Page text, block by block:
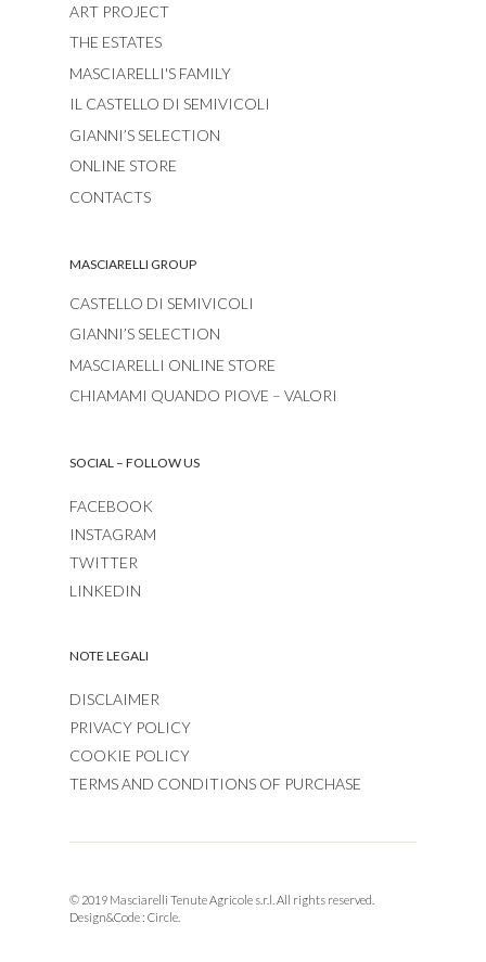
ART PROJECT
THE ESTATES
MASCIARELLI'S FAMILY
IL CASTELLO DI SEMIVICOLI
GIANNI’S SELECTION
ONLINE STORE
CONTACTS
MASCIARELLI GROUP
CASTELLO DI SEMIVICOLI
GIANNI’S SELECTION
MASCIARELLI ONLINE STORE
CHIAMAMI QUANDO PIOVE – VALORI
SOCIAL – FOLLOW US
FACEBOOK
INSTAGRAM
TWITTER
LINKEDIN
NOTE LEGALI
DISCLAIMER
PRIVACY POLICY
COOKIE POLICY
TERMS AND CONDITIONS OF PURCHASE
© 2019 Masciarelli Tenute Agricole s.r.l. All rights reserved.
Design&Code : Circle.